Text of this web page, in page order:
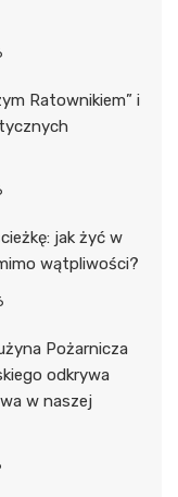
Ratownikiem” i
jak żyć w
wątpliwości?
Pożarnicza
odkrywa
w naszej